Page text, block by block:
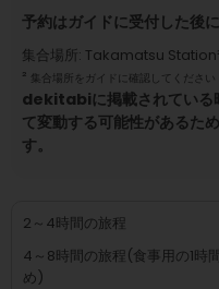
予約はガイドに受付した後
集合場所: Takamatsu Station
² 集合場所をガイドに確認してください
dekitabiに掲載されている
て変動する可能性があるた
す。
2～4時間の旅程
4～8時間の旅程(食事用の1時
め)